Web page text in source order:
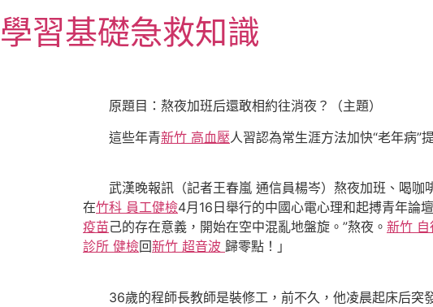
至
主
學習基礎急救知識
原題目：熬夜加班后還敢相約往消夜？（主題）
這些年青新竹 高血壓人習認為常生涯方法加快“老年病”
武漢晚報訊（記者王春嵐 通信員楊岑）熬夜加班、喝咖
在竹科 員工健檢4月16日舉行的中國心電心理和起搏青年論
疫苗己的存在意義，開始在空中混亂地盤旋。”熬夜。 新竹 自
診所 健檢回新竹 超音波 歸零點！」
36歲的程師長教師是裝修工，前不久，他凌晨起床后突